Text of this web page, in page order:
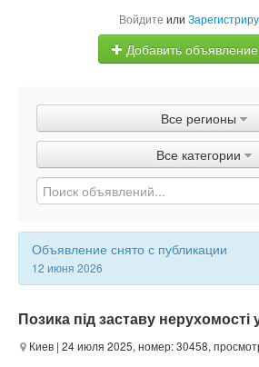
Войдите или
Добавить объявление
Объявления
Быстрая продажа
Все регионы
Все категории
Объявление снято с публикации
12 июня 2026
Позика під заставу нерухомості
Киев | 24 июля 2025, номер: 30458,